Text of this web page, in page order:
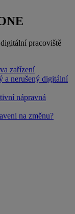
pracoviště
zařízení
a nerušený digitální
nápravná
na změnu?